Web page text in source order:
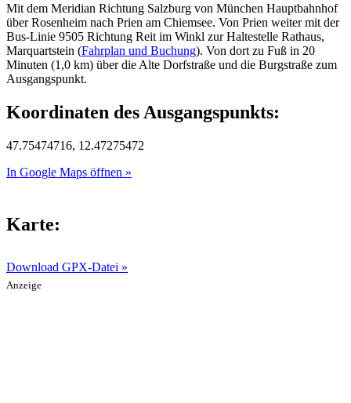
Mit dem Meridian Richtung Salzburg von München Hauptbahnhof
über Rosenheim nach Prien am Chiemsee. Von Prien weiter mit der
Bus-Linie 9505 Richtung Reit im Winkl zur Haltestelle Rathaus,
Marquartstein (Fahrplan und Buchung). Von dort zu Fuß in 20
Minuten (1,0 km) über die Alte Dorfstraße und die Burgstraße zum
Ausgangspunkt.
Koordinaten des Ausgangspunkts:
47.75474716, 12.47275472
In Google Maps öffnen »
Karte:
Download GPX-Datei »
Anzeige